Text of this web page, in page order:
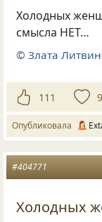
Холодных
смысла НЕТ…
©Злата
111
Опубликовала
#404771
Холодных